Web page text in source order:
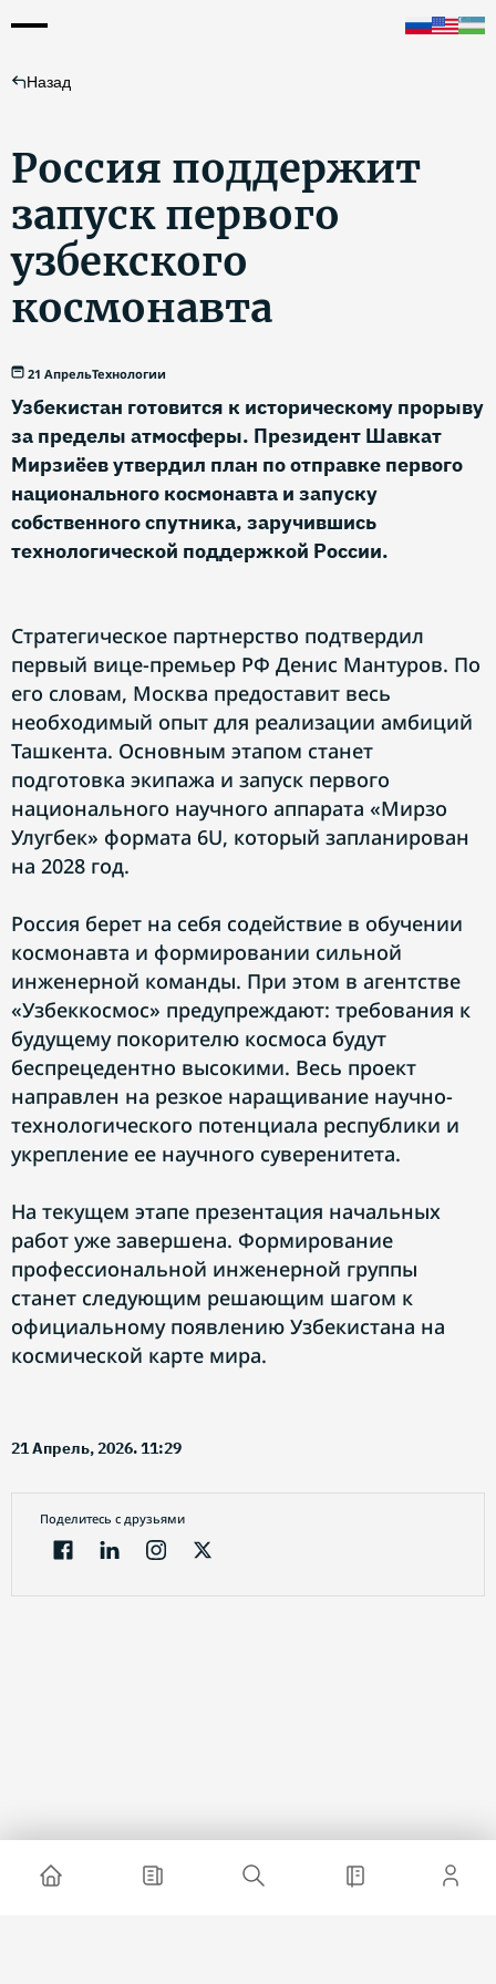
Назад
Россия поддержит
запуск первого
узбекского
космонавта
21 АпрельТехнологии
Узбекистан готовится к историческому прорыву
за пределы атмосферы. Президент Шавкат
Мирзиёев утвердил план по отправке первого
национального космонавта и запуску
собственного спутника, заручившись
технологической поддержкой России.
Стратегическое партнерство подтвердил
первый вице-премьер РФ Денис Мантуров. По
его словам, Москва предоставит весь
необходимый опыт для реализации амбиций
Ташкента. Основным этапом станет
подготовка экипажа и запуск первого
национального научного аппарата «Мирзо
Улугбек» формата 6U, который запланирован
на 2028 год.
Россия берет на себя содействие в обучении
космонавта и формировании сильной
инженерной команды. При этом в агентстве
«Узбеккосмос» предупреждают: требования к
будущему покорителю космоса будут
беспрецедентно высокими. Весь проект
направлен на резкое наращивание научно-
технологического потенциала республики и
укрепление ее научного суверенитета.
На текущем этапе презентация начальных
работ уже завершена. Формирование
профессиональной инженерной группы
станет следующим решающим шагом к
официальному появлению Узбекистана на
космической карте мира.
21 Апрель, 2026. 11:29
Поделитесь с друзьями